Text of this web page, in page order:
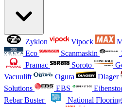
Zyklon Vipock
Eco
Scanmaskin
Pramac
Soroto
Vacuulift
Ogura Diager
Solutions
EBS
Rebar Buster
National Flooring